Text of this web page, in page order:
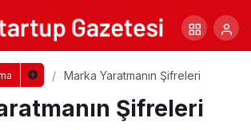
Marka Yaratmanın Şifreleri
Şifreleri
Bir Marka Olmak
Paylaş